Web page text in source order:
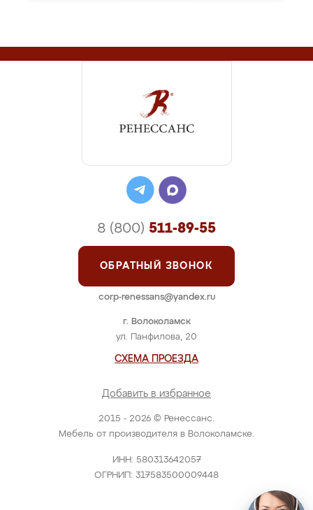
2015 - 2026 © Ренессанс.
Мебель от производителя в Волоколамске.
ИНН: 580313642057
ОГРНИП: 317583500009448
г. Волоколамск
ул. Панфилова, 20
СХЕМА ПРОЕЗДА
Добавить в избранное
8 (800) 511-89-55
ОБРАТНЫЙ ЗВОНОК
corp-renessans@yandex.ru